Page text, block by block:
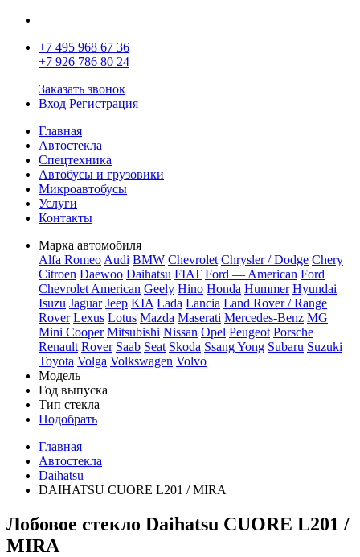
+7 495 968 67 36
+7 926 786 80 24
Заказать звонок
Вход Регистрация
Главная
Автостекла
Спецтехника
Автобусы и грузовики
Микроавтобусы
Услуги
Контакты
Марка автомобиля
Alfa Romeo Audi BMW Chevrolet Chrysler / Dodge Chery
Citroen Daewoo Daihatsu FIAT Ford — American Ford
Chevrolet American Geely Hino Honda Hummer Hyundai
Isuzu Jaguar Jeep KIA Lada Lancia Land Rover / Range
Rover Lexus Lotus Mazda Maserati Mercedes-Benz MG
Mini Cooper Mitsubishi Nissan Opel Peugeot Porsche
Renault Rover Saab Seat Skoda Ssang Yong Subaru Suzuki
Toyota Volga Volkswagen Volvo
Модель
Год выпуска
Тип стекла
Подобрать
Главная
Автостекла
Daihatsu
DAIHATSU CUORE L201 / MIRA
Лобовое стекло Daihatsu CUORE L201 /
MIRA